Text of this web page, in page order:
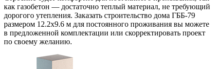
как газобетон — достаточно теплый материал, не требующий
дорогого утепления. Заказать строительство дома ГББ-79
размером 12.2х9.6 м для постоянного проживания вы можете
в предложенной комплектации или скорректировать проект
по своему желанию.